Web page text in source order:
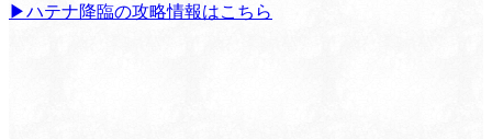
▶︎ハテナ降臨の攻略情報はこちら